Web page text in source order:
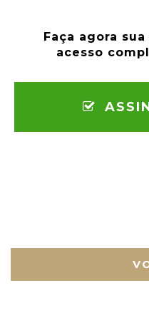
Faça agora
acesso